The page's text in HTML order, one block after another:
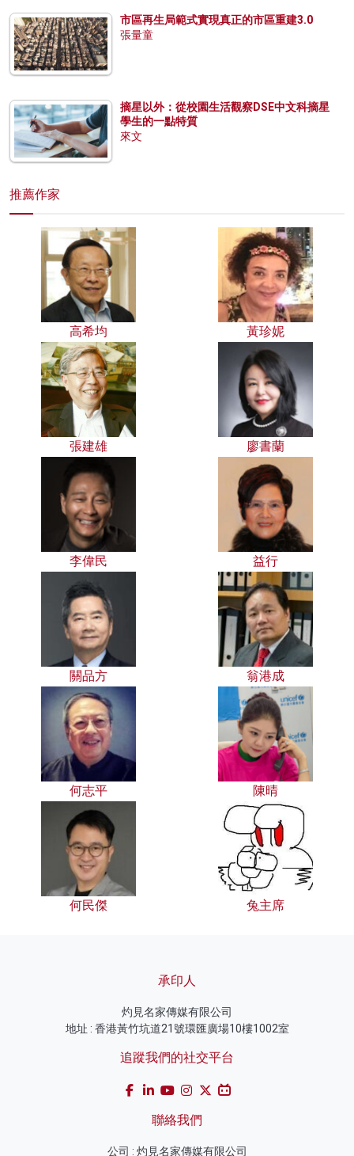
市區再生局範式實現真正的市區重建3.0
張量童
摘星以外：從校園生活觀察DSE中文科摘星
學生的一點特質
來文
推薦作家
高希均 黃珍妮
張建雄 廖書蘭
李偉民 益行
關品方 翁港成
何志平 陳晴
何民傑 兔主席
承印人
灼見名家傳媒有限公司
地址 : 香港黃竹坑道21號環匯廣場10樓1002室
追蹤我們的社交平台
聯絡我們
公司 : 灼見名家傳媒有限公司